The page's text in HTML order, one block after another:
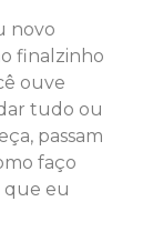
novo
finalzinho
ouve
tudo ou
passam
faço
que eu